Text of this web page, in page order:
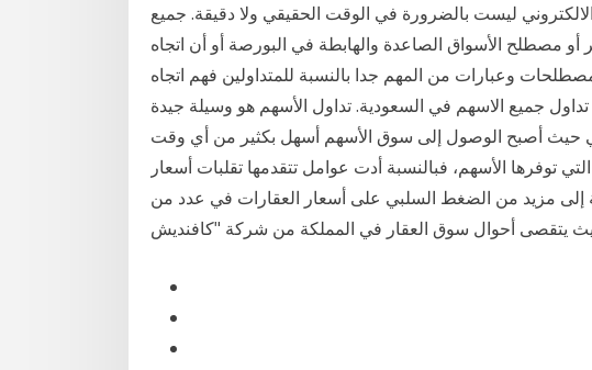
الالكتروني ليست بالضرورة في الوقت الحقيقي ولا دقيقة. جميع
أو مصطلح الأسواق الصاعدة والهابطة في البورصة أو أن اتجاه
وعبارات من المهم جدا بالنسبة للمتداولين فهم اتجاه
جميع الاسهم في السعودية. تداول الأسهم هو وسيلة جيدة
حيث أصبح الوصول إلى سوق الأسهم أسهل بكثير من أي وقت
توفرها الأسهم، فبالنسبة أدت عوامل تتقدمها تقلبات أسعار
إلى مزيد من الضغط السلبي على أسعار العقارات في عدد من
يتقصى أحوال سوق العقار في المملكة من شركة "كافنديش